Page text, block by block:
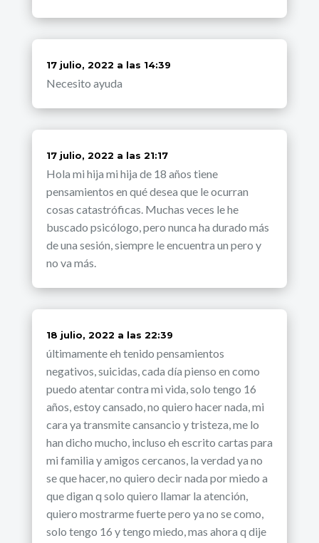
dice:
17 julio, 2022 a las 14:39
Necesito ayuda
dice:
17 julio, 2022 a las 21:17
Hola mi hija mi hija de 18 años tiene
pensamientos en qué desea que le ocurran
cosas catastróficas. Muchas veces le he
buscado psicólogo, pero nunca ha durado más
de una sesión, siempre le encuentra un pero y
no va más.
dice:
18 julio, 2022 a las 22:39
últimamente eh tenido pensamientos
negativos, suicidas, cada día pienso en como
puedo atentar contra mi vida, solo tengo 16
años, estoy cansado, no quiero hacer nada, mi
cara ya transmite cansancio y tristeza, me lo
han dicho mucho, incluso eh escrito cartas para
mi familia y amigos cercanos, la verdad ya no
se que hacer, no quiero decir nada por miedo a
que digan q solo quiero llamar la atención,
quiero mostrarme fuerte pero ya no se como,
solo tengo 16 y tengo miedo, mas ahora q dije